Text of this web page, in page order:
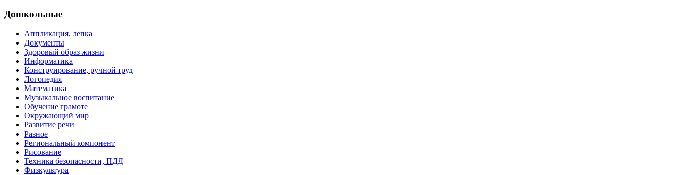
Дошкольные
Аппликация, лепка
Документы
Здоровый образ жизни
Информатика
Конструирование, ручной труд
Логопедия
Математика
Музыкальное воспитание
Обучение грамоте
Окружающий мир
Развитие речи
Разное
Региональный компонент
Рисование
Техника безопасности, ПДД
Физкультура